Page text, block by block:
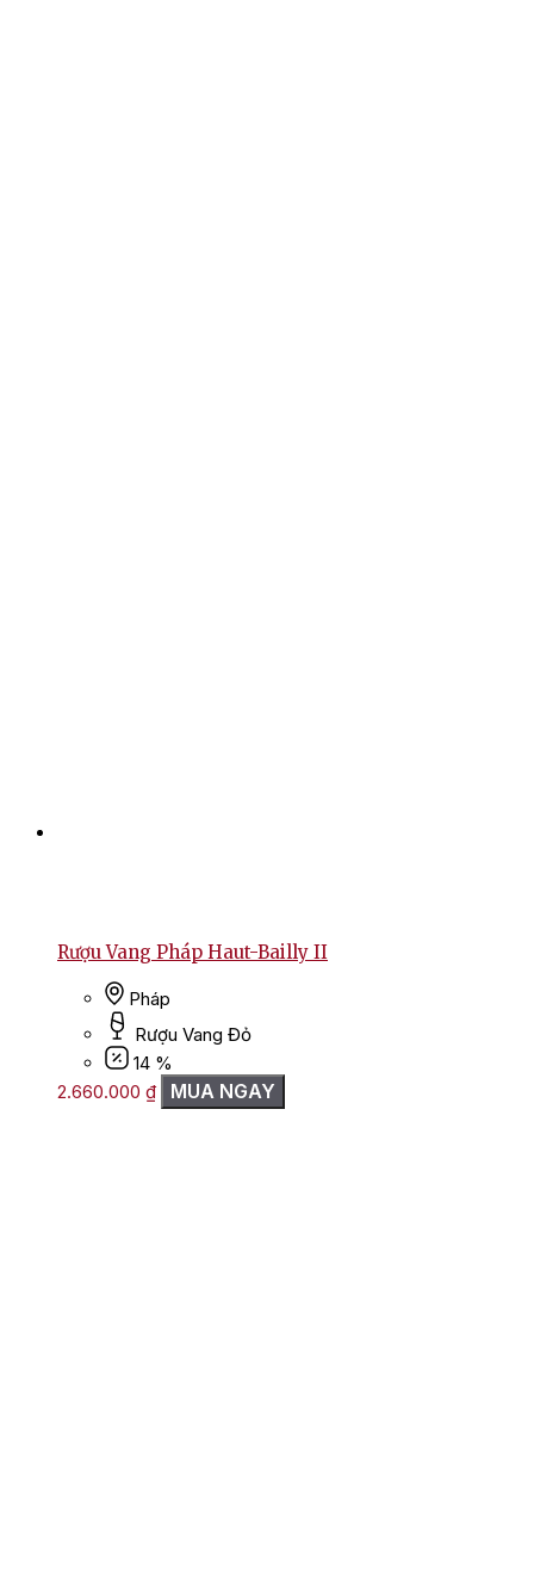
Rượu Vang Pháp Haut-Bailly II
Pháp
Rượu Vang Đỏ
14 %
2.660.000 ₫ MUA NGAY